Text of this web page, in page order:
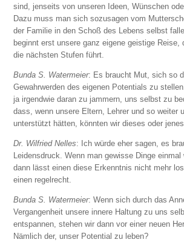
sind, jenseits von unseren Ideen, Wünschen
Dazu muss man sich sozusagen vom
der Familie in den Schoß des Lebens selbst
beginnt erst unsere ganz eigene geistige Reise,
die nächsten Stufen führt.
Bunda S. Watermeier: Es braucht Mut, sich so
Gewahrwerden des eigenen Potentials zu
ja irgendwie daran zu jammern, uns selbst zu
dass, wenn unsere Eltern, Lehrer und so weiter
unterstützt hätten, könnten wir dieses oder
Dr. Wilfried Nelles: Ich würde eher sagen, es
Leidensdruck. Wenn man gewisse Dinge
dann lässt einen diese Erkenntnis nicht mehr
einen regelrecht.
Bunda S. Watermeier: Wenn sich durch das
Vergangenheit unsere innere Haltung zu uns
entspannen, stehen wir dann vor einer neuen
Nämlich der, unser Potential zu leben?